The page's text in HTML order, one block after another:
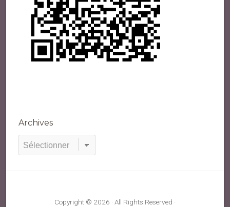
Archives
Archives
Copyright © 2026 · All Rights Reserved ·